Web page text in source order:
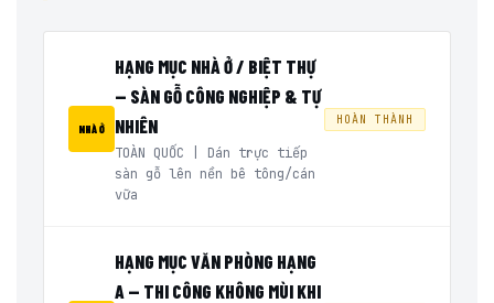
NHÀ Ở
HẠNG MỤC NHÀ Ở / BIỆT THỰ
— SÀN GỖ CÔNG NGHIỆP & TỰ
NHIÊN
TOÀN QUỐC | Dán trực tiếp
sàn gỗ lên nền bê tông/cán
vữa
HOÀN THÀNH
HẠNG MỤC VĂN PHÒNG HẠNG
A — THI CÔNG KHÔNG MÙI KHI